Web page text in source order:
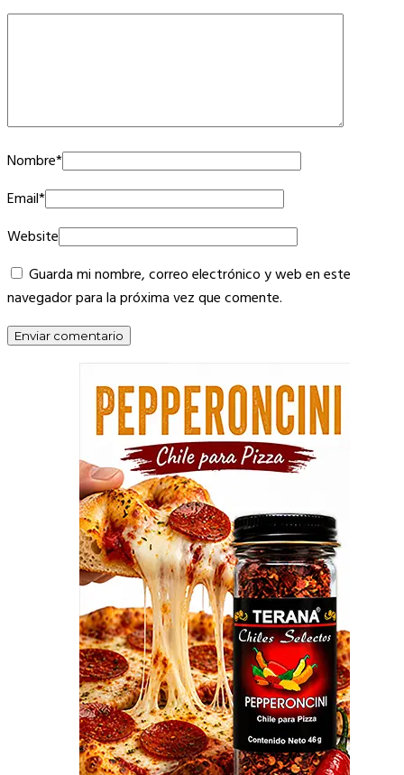
Nombre*
Email*
Website
Guarda mi nombre, correo electrónico y web en este
navegador para la próxima vez que comente.